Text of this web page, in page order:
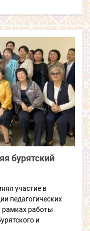
бурятский
участие в
педагогических
рамках работы
и